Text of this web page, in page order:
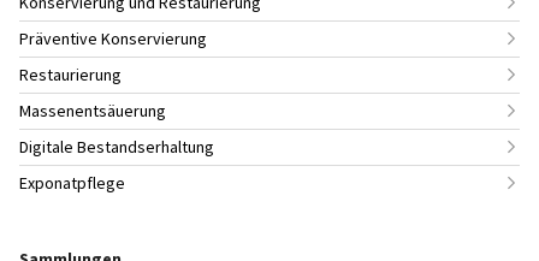
Präventive Konservierung
Restaurierung
Massenentsäuerung
Digitale Bestandserhaltung
Exponatpflege